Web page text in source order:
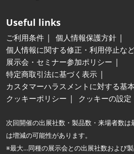
Useful links
ご利用条件
個人情報保護方針
個人情報に関する修正・利用停止な
展示会・セミナー参加ポリシー
特定商取引法に基づく表示
カスタマーハラスメントに対する基
クッキーポリシー
クッキーの設定
次回開催の出展社数・製品数・来場者数
は増減の可能性があります。
※最大…同種の展示会との出展社数および製